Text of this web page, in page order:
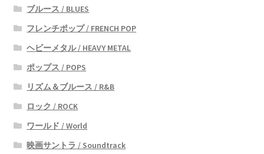
ブルース / BLUES
フレンチポップ / FRENCH POP
ヘビーメタル / HEAVY METAL
ポップス / POPS
リズム＆ブルース / R&B
ロック / ROCK
ワールド / World
映画サントラ / Soundtrack